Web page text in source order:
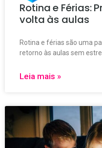
Rotina e Férias:
volta às aulas
Rotina e férias são uma
retorno às aulas sem
Leia mais »